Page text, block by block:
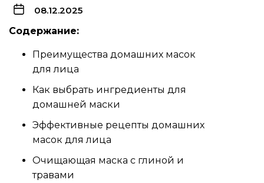
08.12.2025
Содержание:
Преимущества домашних масок
для лица
Как выбрать ингредиенты для
домашней маски
Эффективные рецепты домашних
масок для лица
Очищающая маска с глиной и
травами